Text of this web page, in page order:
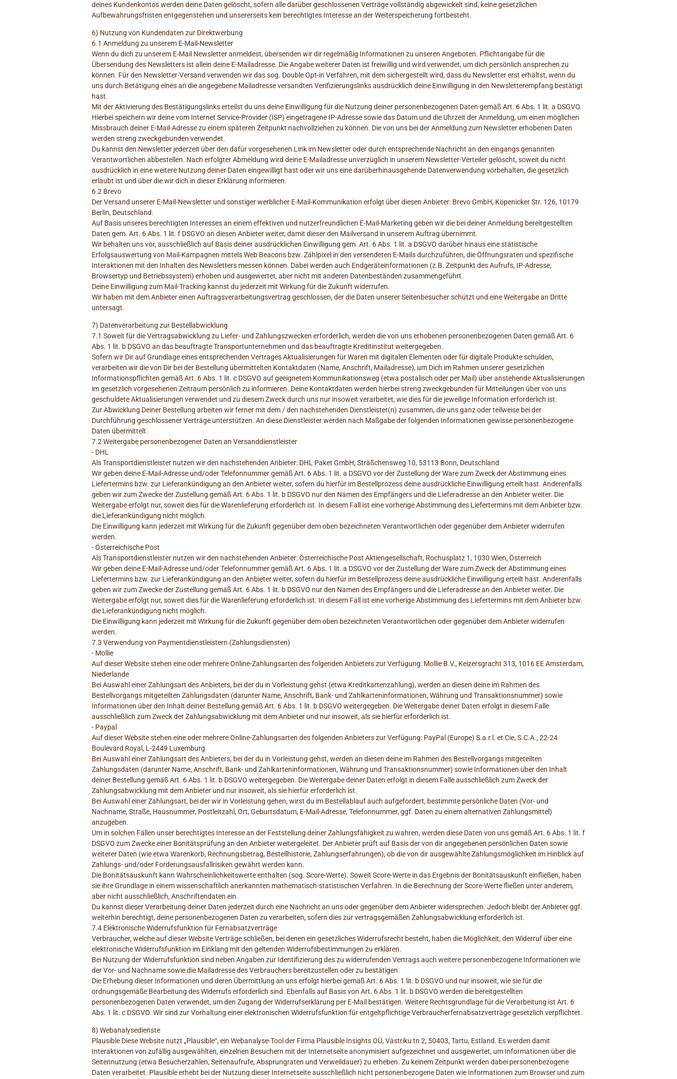
deines Kundenkontos werden deine Daten gelöscht, sofern alle darüber geschlossenen Verträge vollständig abgewickelt sind, keine gesetzlichen
Aufbewahrungsfristen entgegenstehen und unsererseits kein berechtigtes Interesse an der Weiterspeicherung fortbesteht.
6) Nutzung von Kundendaten zur Direktwerbung
6.1 Anmeldung zu unserem E-Mail-Newsletter
Wenn du dich zu unserem E-Mail Newsletter anmeldest, übersenden wir dir regelmäßig Informationen zu unseren Angeboten. Pflichtangabe für die
Übersendung des Newsletters ist allein deine E-Mailadresse. Die Angabe weiterer Daten ist freiwillig und wird verwendet, um dich persönlich ansprechen zu
können. Für den Newsletter-Versand verwenden wir das sog. Double Opt-in Verfahren, mit dem sichergestellt wird, dass du Newsletter erst erhältst, wenn du
uns durch Betätigung eines an die angegebene Mailadresse versandten Verifizierungslinks ausdrücklich deine Einwilligung in den Newsletterempfang bestätigt
hast.
Mit der Aktivierung des Bestätigungslinks erteilst du uns deine Einwilligung für die Nutzung deiner personenbezogenen Daten gemäß Art. 6 Abs. 1 lit. a DSGVO.
Hierbei speichern wir deine vom Internet Service-Provider (ISP) eingetragene IP-Adresse sowie das Datum und die Uhrzeit der Anmeldung, um einen möglichen
Missbrauch deiner E-Mail-Adresse zu einem späteren Zeitpunkt nachvollziehen zu können. Die von uns bei der Anmeldung zum Newsletter erhobenen Daten
werden streng zweckgebunden verwendet.
Du kannst den Newsletter jederzeit über den dafür vorgesehenen Link im Newsletter oder durch entsprechende Nachricht an den eingangs genannten
Verantwortlichen abbestellen. Nach erfolgter Abmeldung wird deine E-Mailadresse unverzüglich in unserem Newsletter-Verteiler gelöscht, soweit du nicht
ausdrücklich in eine weitere Nutzung deiner Daten eingewilligt hast oder wir uns eine darüberhinausgehende Datenverwendung vorbehalten, die gesetzlich
erlaubt ist und über die wir dich in dieser Erklärung informieren.
6.2 Brevo
Der Versand unserer E-Mail-Newsletter und sonstiger werblicher E-Mail-Kommunikation erfolgt über diesen Anbieter: Brevo GmbH, Köpenicker Str. 126, 10179
Berlin, Deutschland.
Auf Basis unseres berechtigten Interesses an einem effektiven und nutzerfreundlichen E-Mail-Marketing geben wir die bei deiner Anmeldung bereitgestellten
Daten gem. Art. 6 Abs. 1 lit. f DSGVO an diesen Anbieter weiter, damit dieser den Mailversand in unserem Auftrag übernimmt.
Wir behalten uns vor, ausschließlich auf Basis deiner ausdrücklichen Einwilligung gem. Art. 6 Abs. 1 lit. a DSGVO darüber hinaus eine statistische
Erfolgsauswertung von Mail-Kampagnen mittels Web Beacons bzw. Zählpixel in den versendeten E-Mails durchzuführen, die Öffnungsraten und spezifische
Interaktionen mit den Inhalten des Newsletters messen können. Dabei werden auch Endgeräteinformationen (z.B. Zeitpunkt des Aufrufs, IP-Adresse,
Browsertyp und Betriebssystem) erhoben und ausgewertet, aber nicht mit anderen Datenbeständen zusammengeführt.
Deine Einwilligung zum Mail-Tracking kannst du jederzeit mit Wirkung für die Zukunft widerrufen.
Wir haben mit dem Anbieter einen Auftragsverarbeitungsvertrag geschlossen, der die Daten unserer Seitenbesucher schützt und eine Weitergabe an Dritte
untersagt.
7) Datenverarbeitung zur Bestellabwicklung
7.1 Soweit für die Vertragsabwicklung zu Liefer- und Zahlungszwecken erforderlich, werden die von uns erhobenen personenbezogenen Daten gemäß Art. 6
Abs. 1 lit. b DSGVO an das beauftragte Transportunternehmen und das beauftragte Kreditinstitut weitergegeben.
Sofern wir Dir auf Grundlage eines entsprechenden Vertrages Aktualisierungen für Waren mit digitalen Elementen oder für digitale Produkte schulden,
verarbeiten wir die von Dir bei der Bestellung übermittelten Kontaktdaten (Name, Anschrift, Mailadresse), um Dich im Rahmen unserer gesetzlichen
Informationspflichten gemäß Art. 6 Abs. 1 lit. c DSGVO auf geeignetem Kommunikationsweg (etwa postalisch oder per Mail) über anstehende Aktualisierungen
im gesetzlich vorgesehenen Zeitraum persönlich zu informieren. Deine Kontaktdaten werden hierbei streng zweckgebunden für Mitteilungen über von uns
geschuldete Aktualisierungen verwendet und zu diesem Zweck durch uns nur insoweit verarbeitet, wie dies für die jeweilige Information erforderlich ist.
Zur Abwicklung Deiner Bestellung arbeiten wir ferner mit dem / den nachstehenden Dienstleister(n) zusammen, die uns ganz oder teilweise bei der
Durchführung geschlossener Verträge unterstützen. An diese Dienstleister werden nach Maßgabe der folgenden Informationen gewisse personenbezogene
Daten übermittelt.
7.2 Weitergabe personenbezogener Daten an Versanddienstleister
- DHL
Als Transportdienstleister nutzen wir den nachstehenden Anbieter: DHL Paket GmbH, Sträßchensweg 10, 53113 Bonn, Deutschland
Wir geben deine E-Mail-Adresse und/oder Telefonnummer gemäß Art. 6 Abs. 1 lit. a DSGVO vor der Zustellung der Ware zum Zweck der Abstimmung eines
Liefertermins bzw. zur Lieferankündigung an den Anbieter weiter, sofern du hierfür im Bestellprozess deine ausdrückliche Einwilligung erteilt hast. Anderenfalls
geben wir zum Zwecke der Zustellung gemäß Art. 6 Abs. 1 lit. b DSGVO nur den Namen des Empfängers und die Lieferadresse an den Anbieter weiter. Die
Weitergabe erfolgt nur, soweit dies für die Warenlieferung erforderlich ist. In diesem Fall ist eine vorherige Abstimmung des Liefertermins mit dem Anbieter bzw.
die Lieferankündigung nicht möglich.
Die Einwilligung kann jederzeit mit Wirkung für die Zukunft gegenüber dem oben bezeichneten Verantwortlichen oder gegenüber dem Anbieter widerrufen
werden.
- Österreichische Post
Als Transportdienstleister nutzen wir den nachstehenden Anbieter: Österreichische Post Aktiengesellschaft, Rochusplatz 1, 1030 Wien, Österreich
Wir geben deine E-Mail-Adresse und/oder Telefonnummer gemäß Art. 6 Abs. 1 lit. a DSGVO vor der Zustellung der Ware zum Zweck der Abstimmung eines
Liefertermins bzw. zur Lieferankündigung an den Anbieter weiter, sofern du hierfür im Bestellprozess deine ausdrückliche Einwilligung erteilt hast. Anderenfalls
geben wir zum Zwecke der Zustellung gemäß Art. 6 Abs. 1 lit. b DSGVO nur den Namen des Empfängers und die Lieferadresse an den Anbieter weiter. Die
Weitergabe erfolgt nur, soweit dies für die Warenlieferung erforderlich ist. In diesem Fall ist eine vorherige Abstimmung des Liefertermins mit dem Anbieter bzw.
die Lieferankündigung nicht möglich.
Die Einwilligung kann jederzeit mit Wirkung für die Zukunft gegenüber dem oben bezeichneten Verantwortlichen oder gegenüber dem Anbieter widerrufen
werden.
7.3 Verwendung von Paymentdienstleistern (Zahlungsdiensten)
- Mollie
Auf dieser Website stehen eine oder mehrere Online-Zahlungsarten des folgenden Anbieters zur Verfügung: Mollie B.V., Keizersgracht 313, 1016 EE Amsterdam,
Niederlande
Bei Auswahl einer Zahlungsart des Anbieters, bei der du in Vorleistung gehst (etwa Kreditkartenzahlung), werden an diesen deine im Rahmen des
Bestellvorgangs mitgeteilten Zahlungsdaten (darunter Name, Anschrift, Bank- und Zahlkarteninformationen, Währung und Transaktionsnummer) sowie
Informationen über den Inhalt deiner Bestellung gemäß Art. 6 Abs. 1 lit. b DSGVO weitergegeben. Die Weitergabe deiner Daten erfolgt in diesem Falle
ausschließlich zum Zweck der Zahlungsabwicklung mit dem Anbieter und nur insoweit, als sie hierfür erforderlich ist.
- Paypal
Auf dieser Website stehen eine oder mehrere Online-Zahlungsarten des folgenden Anbieters zur Verfügung: PayPal (Europe) S.a.r.l. et Cie, S.C.A., 22-24
Boulevard Royal, L-2449 Luxemburg
Bei Auswahl einer Zahlungsart des Anbieters, bei der du in Vorleistung gehst, werden an diesen deine im Rahmen des Bestellvorgangs mitgeteilten
Zahlungsdaten (darunter Name, Anschrift, Bank- und Zahlkarteninformationen, Währung und Transaktionsnummer) sowie Informationen über den Inhalt
deiner Bestellung gemäß Art. 6 Abs. 1 lit. b DSGVO weitergegeben. Die Weitergabe deiner Daten erfolgt in diesem Falle ausschließlich zum Zweck der
Zahlungsabwicklung mit dem Anbieter und nur insoweit, als sie hierfür erforderlich ist.
Bei Auswahl einer Zahlungsart, bei der wir in Vorleistung gehen, wirst du im Bestellablauf auch aufgefordert, bestimmte persönliche Daten (Vor- und
Nachname, Straße, Hausnummer, Postleitzahl, Ort, Geburtsdatum, E-Mail-Adresse, Telefonnummer, ggf. Daten zu einem alternativen Zahlungsmittel)
anzugeben.
Um in solchen Fällen unser berechtigtes Interesse an der Feststellung deiner Zahlungsfähigkeit zu wahren, werden diese Daten von uns gemäß Art. 6 Abs. 1 lit. f
DSGVO zum Zwecke einer Bonitätsprüfung an den Anbieter weitergeleitet. Der Anbieter prüft auf Basis der von dir angegebenen persönlichen Daten sowie
weiterer Daten (wie etwa Warenkorb, Rechnungsbetrag, Bestellhistorie, Zahlungserfahrungen), ob die von dir ausgewählte Zahlungsmöglichkeit im Hinblick auf
Zahlungs- und/oder Forderungsausfallrisiken gewährt werden kann.
Die Bonitätsauskunft kann Wahrscheinlichkeitswerte enthalten (sog. Score-Werte). Soweit Score-Werte in das Ergebnis der Bonitätsauskunft einfließen, haben
sie ihre Grundlage in einem wissenschaftlich anerkannten mathematisch-statistischen Verfahren. In die Berechnung der Score-Werte fließen unter anderem,
aber nicht ausschließlich, Anschriftendaten ein.
Du kannst dieser Verarbeitung deiner Daten jederzeit durch eine Nachricht an uns oder gegenüber dem Anbieter widersprechen. Jedoch bleibt der Anbieter ggf.
weiterhin berechtigt, deine personenbezogenen Daten zu verarbeiten, sofern dies zur vertragsgemäßen Zahlungsabwicklung erforderlich ist.
7.4 Elektronische Widerrufsfunktion für Fernabsatzverträge
Verbraucher, welche auf dieser Website Verträge schließen, bei denen ein gesetzliches Widerrufsrecht besteht, haben die Möglichkeit, den Widerruf über eine
elektronische Widerrufsfunktion im Einklang mit den geltenden Widerrufsbestimmungen zu erklären.
Bei Nutzung der Widerrufsfunktion sind neben Angaben zur Identifizierung des zu widerrufenden Vertrags auch weitere personenbezogene Informationen wie
der Vor- und Nachname sowie die Mailadresse des Verbrauchers bereitzustellen oder zu bestätigen.
Die Erhebung dieser Informationen und deren Übermittlung an uns erfolgt hierbei gemäß Art. 6 Abs. 1 lit. b DSGVO und nur insoweit, wie sie für die
ordnungsgemäße Bearbeitung des Widerrufs erforderlich sind. Ebenfalls auf Basis von Art. 6 Abs. 1 lit. b DSGVO werden die bereitgestellten
personenbezogenen Daten verwendet, um den Zugang der Widerrufserklärung per E-Mail bestätigen. Weitere Rechtsgrundlage für die Verarbeitung ist Art. 6
Abs. 1 lit. c DSGVO. Wir sind zur Vorhaltung einer elektronischen Widerrufsfunktion für entgeltpflichtige Verbraucherfernabsatzverträge gesetzlich verpflichtet.
8) Webanalysedienste
Plausible Diese Website nutzt „Plausible“, ein Webanalyse-Tool der Firma Plausible Insights OÜ, Västriku tn 2, 50403, Tartu, Estland. Es werden damit
Interaktionen von zufällig ausgewählten, einzelnen Besuchern mit der Internetseite anonymisiert aufgezeichnet und ausgewertet, um Informationen über die
Seitennutzung (etwa Besucherzahlen, Seitenaufrufe, Absprungraten und Verweildauer) zu erheben. Zu keinem Zeitpunkt werden dabei personenbezogene
Daten verarbeitet. Plausible erhebt bei der Nutzung dieser Internetseite ausschließlich nicht personenbezogene Daten wie Informationen zum Browser und zum